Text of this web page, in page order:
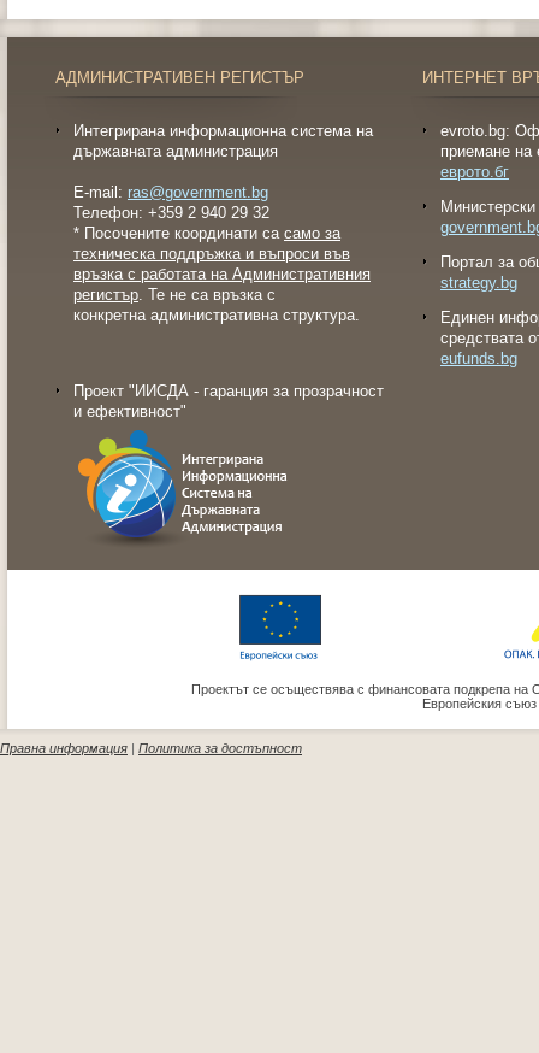
АДМИНИСТРАТИВЕН РЕГИСТЪР
Интегрирана информационна система на
държавната администрация
E-mail: ras@government.bg
Телефон: +359 2 940 29 32
* Посочените координати са само за
техническа поддръжка и въпроси във
връзка с работата на Административния
регистър. Те не са връзка с
конкретна административна структура.
Проект "ИИСДА - гаранция за прозрачност
и ефективност"
ИНТЕРНЕТ
evroto.bg:
приемане на
еврото.бг
Портал за
strategy.bg
Eдинен
средствата
eufunds.bg
Проектът се осъществява с финансовата подкрепа на
Европейския
Правна информация | Политика за достъпност